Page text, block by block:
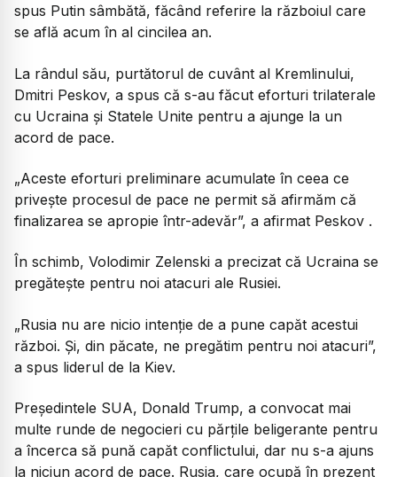
spus Putin sâmbătă, făcând referire la războiul care
se află acum în al cincilea an.
La rândul său, purtătorul de cuvânt al Kremlinului,
Dmitri Peskov, a spus că s-au făcut eforturi trilaterale
cu Ucraina și Statele Unite pentru a ajunge la un
acord de pace.
„Aceste eforturi preliminare acumulate în ceea ce
privește procesul de pace ne permit să afirmăm că
finalizarea se apropie într-adevăr”, a afirmat Peskov .
În schimb, Volodimir Zelenski a precizat că Ucraina se
pregătește pentru noi atacuri ale Rusiei.
„Rusia nu are nicio intenție de a pune capăt acestui
război. Și, din păcate, ne pregătim pentru noi atacuri”,
a spus liderul de la Kiev.
Președintele SUA, Donald Trump, a convocat mai
multe runde de negocieri cu părțile beligerante pentru
a încerca să pună capăt conflictului, dar nu s-a ajuns
la niciun acord de pace. Rusia, care ocupă în prezent